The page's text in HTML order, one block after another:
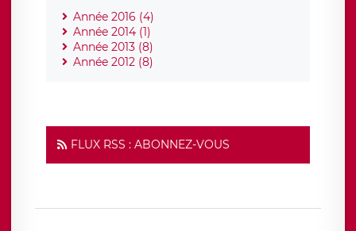
Année 2016 (4)
Année 2014 (1)
Année 2013 (8)
Année 2012 (8)
FLUX RSS : ABONNEZ-VOUS